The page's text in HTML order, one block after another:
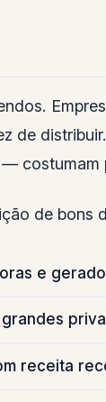
de
costumam
de bons
e
receita